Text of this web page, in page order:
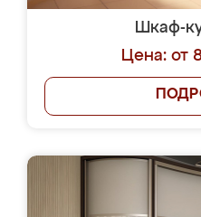
Шкаф-
Цена: от